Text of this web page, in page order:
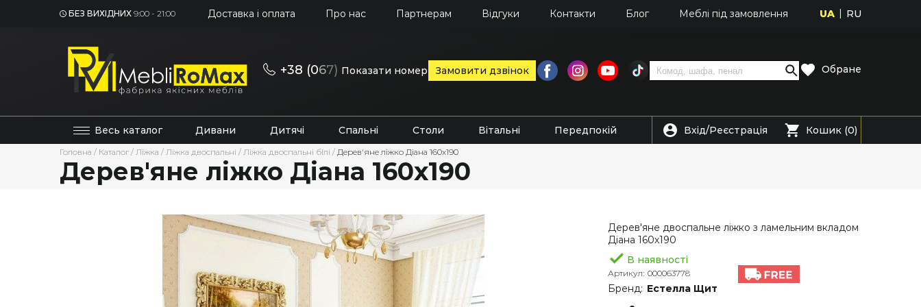
БЕЗ ВИХІДНИХ 9:00 - 21:00 Доставка і оплата Про нас Партнерам Відгуки Контакти Блог Меблі під замовлення UA RU
+38 (067) Показати номер Замовити дзвінок Обране
Весь каталог Дивани Дитячі Спальні Столи Вітальні Передпокій Вхід/Реєстрація Кошик (0)
Головна / Каталог / Ліжка / Ліжка двоспальні / Ліжка двоспальні білі / Дерев'яне ліжко Діана 160х190
Дерев'яне ліжко Діана 160х190
Дерев'яне двоспальне ліжко з ламельним вкладом
Діана 160х190
В наявності
Артикул: 000063778
Бренд: Естелла Щит